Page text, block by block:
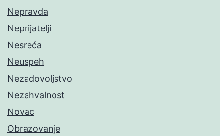
Nepravda
Neprijatelji
Nesreća
Neuspeh
Nezadovoljstvo
Nezahvalnost
Novac
Obrazovanje